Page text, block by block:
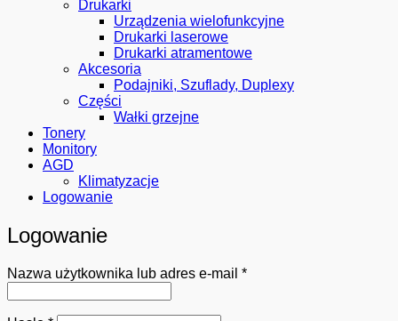
Drukarki
Urządzenia wielofunkcyjne
Drukarki laserowe
Drukarki atramentowe
Akcesoria
Podajniki, Szuflady, Duplexy
Części
Wałki grzejne
Tonery
Monitory
AGD
Klimatyzacje
Logowanie
Logowanie
Nazwa użytkownika lub adres e-mail *Wymagane